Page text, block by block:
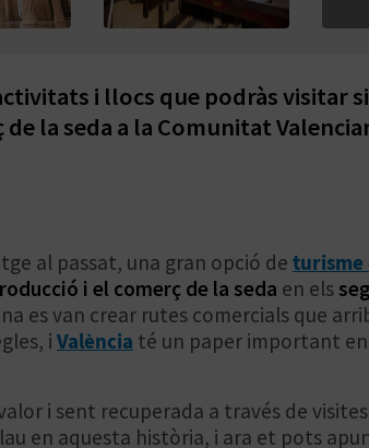
i llocs que podràs visitar
la seda a la Comunitat
al passat, una gran opció de
i el comerç de la seda en els
es van crear rutes comercials que
i València té un paper important en
i sent recuperada a través de
en aquesta història, i ara et pots